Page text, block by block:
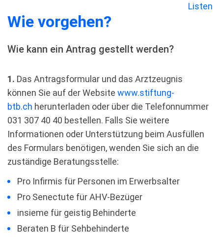
Listen
Wie vorgehen?
Wie kann ein Antrag gestellt werden?
1. Das Antragsformular und das Arztzeugnis
können Sie auf der Website www.stiftung-
btb.ch herunterladen oder über die Telefonnummer
031 307 40 40 bestellen. Falls Sie weitere
Informationen oder Unterstützung beim Ausfüllen
des Formulars benötigen, wenden Sie sich an die
zuständige Beratungsstelle:
Pro Infirmis für Personen im Erwerbsalter
Pro Senectute für AHV-Bezüger
insieme für geistig Behinderte
Beraten B für Sehbehinderte